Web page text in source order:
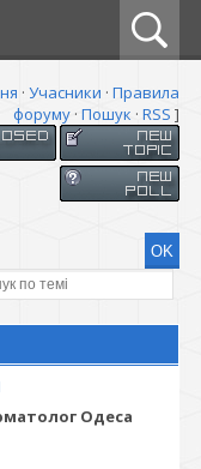
· Учасники · Правила
форуму · Пошук · RSS ]
Одеса